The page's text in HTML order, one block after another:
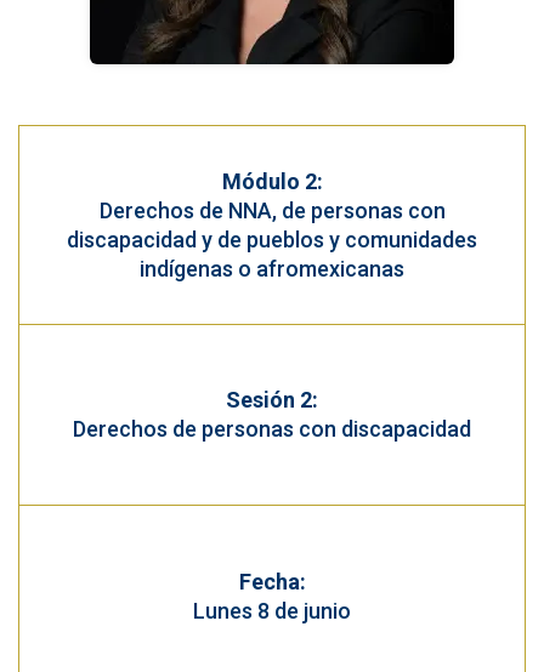
Módulo 2:
Derechos de NNA, de personas con
discapacidad y de pueblos y comunidades
indígenas o afromexicanas
Sesión 2:
Derechos de personas con discapacidad
Fecha:
Lunes 8 de junio